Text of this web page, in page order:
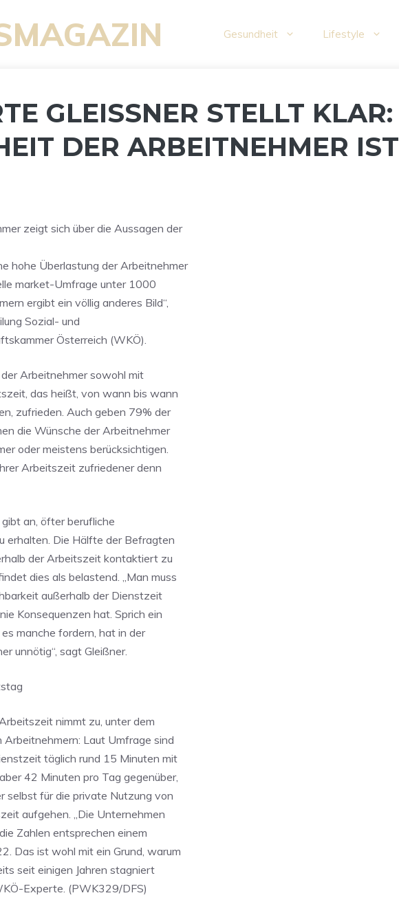
Gesundheit Lifestyle
GLEISSNER STELLT KLAR: Z
DER ARBEITNEHMER IST G
zeigt sich über die Aussagen der
hohe Überlastung der Arbeitnehmer
market-Umfrage unter 1000
ergibt ein völlig anderes Bild“,
Sozial- und
Österreich (WKÖ).
Arbeitnehmer sowohl mit
das heißt, von wann bis wann
zufrieden. Auch geben 79% der
die Wünsche der Arbeitnehmer
oder meistens berücksichtigen.
Arbeitszeit zufriedener denn
an, öfter berufliche
erhalten. Die Hälfte der Befragten
der Arbeitszeit kontaktiert zu
dies als belastend. „Man muss
außerhalb der Dienstzeit
Konsequenzen hat. Sprich ein
manche fordern, hat in der
unnötig“, sagt Gleißner.
nimmt zu, unter dem
Laut Umfrage sind
täglich rund 15 Minuten mit
42 Minuten pro Tag gegenüber,
selbst für die private Nutzung von
aufgehen. „Die Unternehmen
Zahlen entsprechen einem
Das ist wohl mit ein Grund, warum
seit einigen Jahren stagniert
Experte. (PWK329/DFS)